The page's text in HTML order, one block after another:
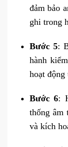
đảm bảo
ghi trong
Bước 5:
hành
hoạt động
Bước 6:
thống âm
và kích